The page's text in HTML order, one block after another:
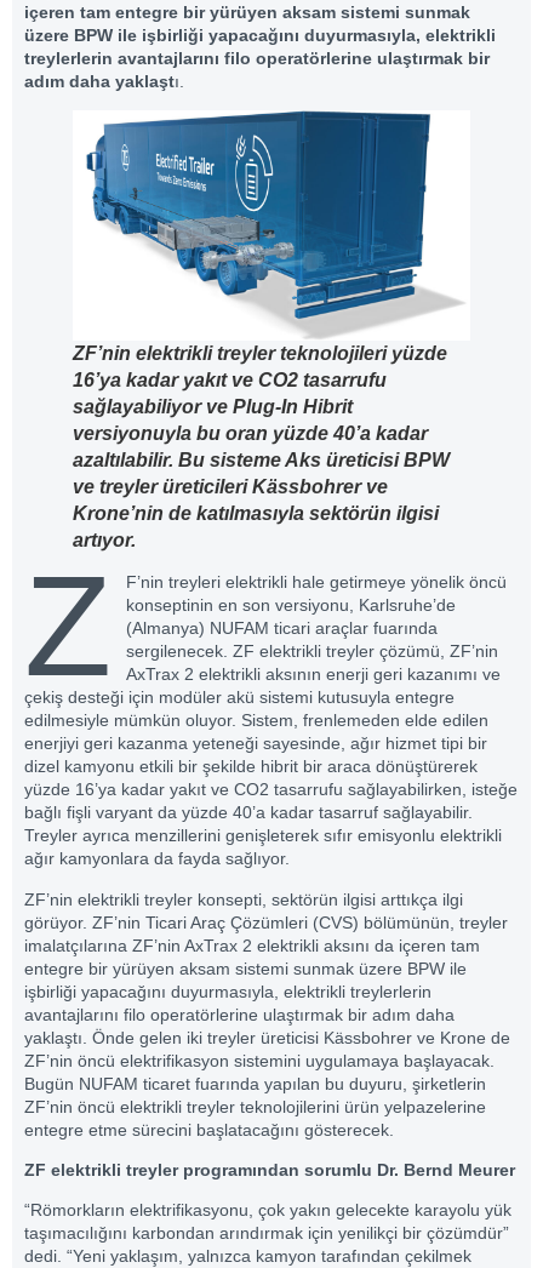
içeren tam entegre bir yürüyen aksam sistemi sunmak
üzere BPW ile işbirliği yapacağını duyurmasıyla, elektrikli
treylerlerin avantajlarını filo operatörlerine ulaştırmak bir
adım daha yaklaştı.
ZF’nin elektrikli treyler teknolojileri yüzde
16’ya kadar yakıt ve CO2 tasarrufu
sağlayabiliyor ve Plug-In Hibrit
versiyonuyla bu oran yüzde 40’a kadar
azaltılabilir. Bu sisteme Aks üreticisi BPW
ve treyler üreticileri Kässbohrer ve
Krone’nin de katılmasıyla sektörün ilgisi
artıyor.
Z
F’nin treyleri elektrikli hale getirmeye yönelik öncü
konseptinin en son versiyonu, Karlsruhe’de
(Almanya) NUFAM ticari araçlar fuarında
sergilenecek. ZF elektrikli treyler çözümü, ZF’nin
AxTrax 2 elektrikli aksının enerji geri kazanımı ve
çekiş desteği için modüler akü sistemi kutusuyla entegre
edilmesiyle mümkün oluyor. Sistem, frenlemeden elde edilen
enerjiyi geri kazanma yeteneği sayesinde, ağır hizmet tipi bir
dizel kamyonu etkili bir şekilde hibrit bir araca dönüştürerek
yüzde 16’ya kadar yakıt ve CO2 tasarrufu sağlayabilirken, isteğe
bağlı fişli varyant da yüzde 40’a kadar tasarruf sağlayabilir.
Treyler ayrıca menzillerini genişleterek sıfır emisyonlu elektrikli
ağır kamyonlara da fayda sağlıyor.
ZF’nin elektrikli treyler konsepti, sektörün ilgisi arttıkça ilgi
görüyor. ZF’nin Ticari Araç Çözümleri (CVS) bölümünün, treyler
imalatçılarına ZF’nin AxTrax 2 elektrikli aksını da içeren tam
entegre bir yürüyen aksam sistemi sunmak üzere BPW ile
işbirliği yapacağını duyurmasıyla, elektrikli treylerlerin
avantajlarını filo operatörlerine ulaştırmak bir adım daha
yaklaştı. Önde gelen iki treyler üreticisi Kässbohrer ve Krone de
ZF’nin öncü elektrifikasyon sistemini uygulamaya başlayacak.
Bugün NUFAM ticaret fuarında yapılan bu duyuru, şirketlerin
ZF’nin öncü elektrikli treyler teknolojilerini ürün yelpazelerine
entegre etme sürecini başlatacağını gösterecek.
ZF elektrikli treyler programından sorumlu Dr. Bernd Meurer
“Römorkların elektrifikasyonu, çok yakın gelecekte karayolu yük
taşımacılığını karbondan arındırmak için yenilikçi bir çözümdür”
dedi. “Yeni yaklaşım, yalnızca kamyon tarafından çekilmek